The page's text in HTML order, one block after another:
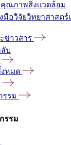
คุณภาพสิ่งแวดล้อม
มือวิจัยวิทยาศาสตร์
ข่าวสาร
บ
หมด
รรม
รรม